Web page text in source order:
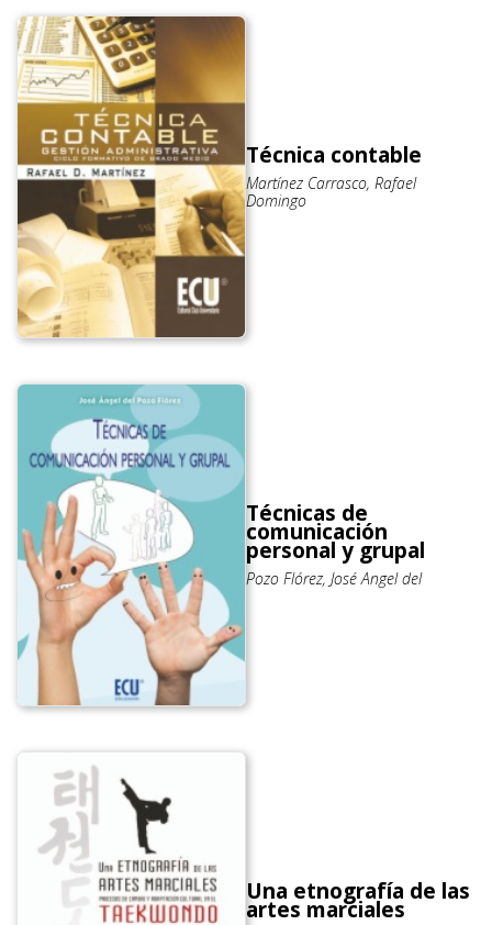
Técnica contable
Martínez Carrasco, Rafael
Domingo
Técnicas de
comunicación
personal y grupal
Pozo Flórez, José Angel del
Una etnografía de las
artes marciales